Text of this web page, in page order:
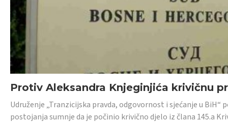
Protiv Aleksandra Knjeginjića krivičnu
Udruženje „Tranzicijska pravda, odgovornost i sjećanje u
postojanja sumnje da je počinio krivično djelo iz člana 145.a